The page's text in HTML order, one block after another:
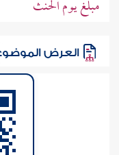
مبلغ يوم الحنث
العرض